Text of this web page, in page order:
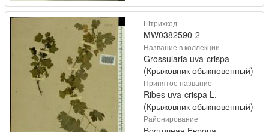
Штрихкод
MW0382590-2
Название в коллекции
Grossularia uva-crispa
(Крыжовник обыкновенный)
Принятое название
Ribes uva-crispa L.
(Крыжовник обыкновенный)
Районирование